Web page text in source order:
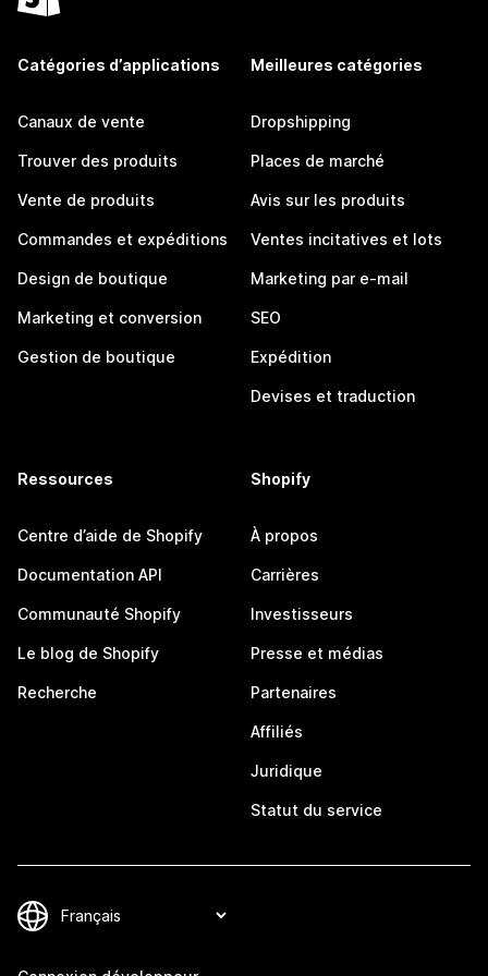
Catégories d’applications
Canaux de vente
Trouver des produits
Vente de produits
Commandes et expéditions
Design de boutique
Marketing et conversion
Gestion de boutique
Meilleures catégories
Dropshipping
Places de marché
Avis sur les produits
Ventes incitatives et lots
Marketing par e-mail
SEO
Expédition
Devises et traduction
Ressources
Centre d’aide de Shopify
Documentation API
Communauté Shopify
Le blog de Shopify
Recherche
Shopify
À propos
Carrières
Investisseurs
Presse et médias
Partenaires
Affiliés
Juridique
Statut du service